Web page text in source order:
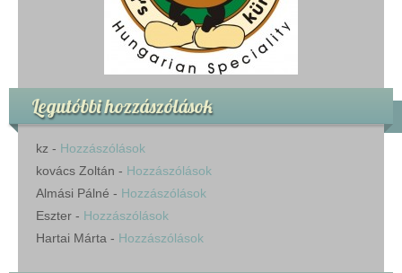
Legutóbbi hozzászólások
kz - Hozzászólások
kovács Zoltán - Hozzászólások
Almási Pálné - Hozzászólások
Eszter - Hozzászólások
Hartai Márta - Hozzászólások